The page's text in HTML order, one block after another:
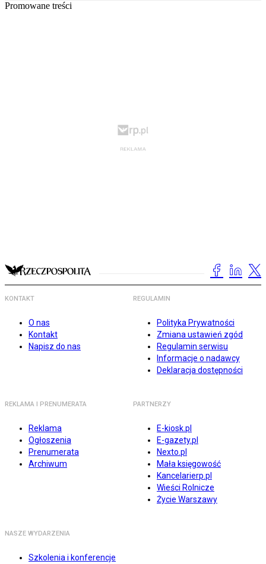
Promowane treści
KONTAKT
O nas
Kontakt
Napisz do nas
REGULAMIN
Polityka Prywatności
Zmiana ustawień zgód
Regulamin serwisu
Informacje o nadawcy
Deklaracja dostępności
REKLAMA I PRENUMERATA
Reklama
Ogłoszenia
Prenumerata
Archiwum
PARTNERZY
E-kiosk.pl
E-gazety.pl
Nexto.pl
Mała księgowość
Kancelarierp.pl
Wieści Rolnicze
Życie Warszawy
NASZE WYDARZENIA
Szkolenia i konferencje